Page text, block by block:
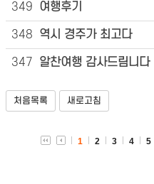
349 여행후기
348 역시 경주가 최고다
347 알찬여행 감사드림니다
처음목록 새로고침
1 2 3 4 5